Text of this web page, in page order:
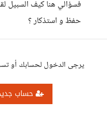
فسؤالي هنا كيف السبيل
حفظ و استذكار ؟
يرجى الدخول لحسابك أو
حساب